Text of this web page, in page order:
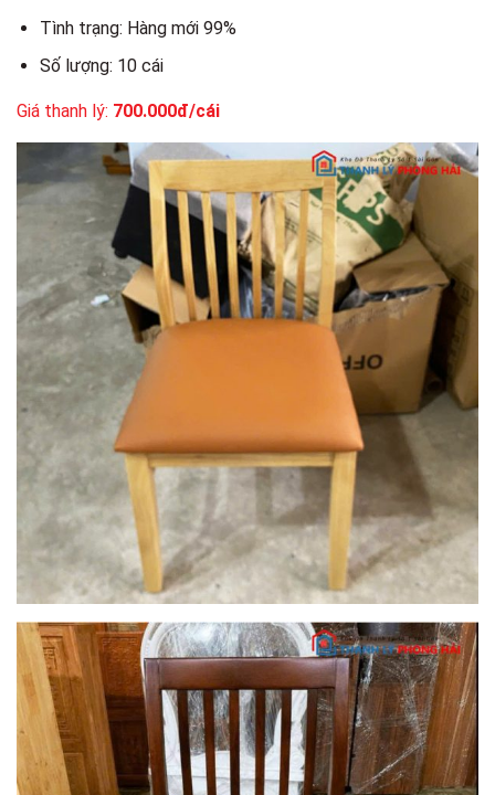
Tình trạng: Hàng mới 99%
Số lượng: 10 cái
Giá thanh lý: 700.000đ/cái